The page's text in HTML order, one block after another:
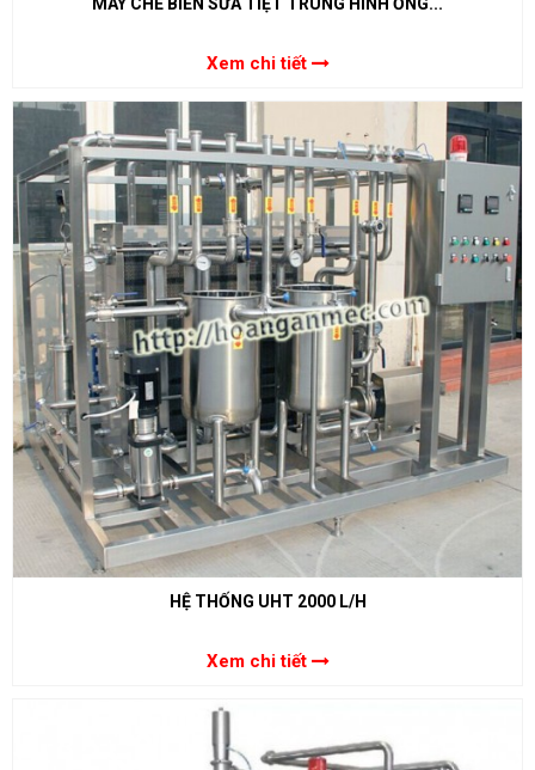
Xem chi tiết
HỆ THỐNG UHT 2000 L/H
Xem chi tiết